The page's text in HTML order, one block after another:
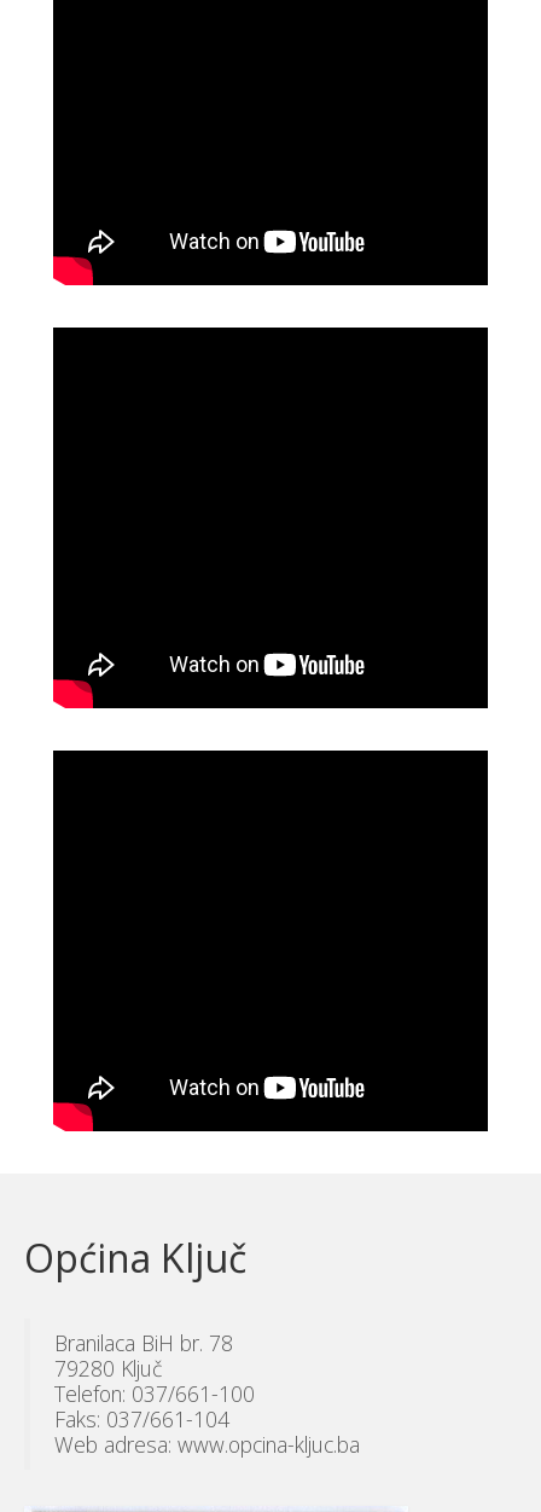
Općina Ključ
Branilaca BiH br. 78
79280 Ključ
Telefon: 037/661-100
Faks: 037/661-104
Web adresa: www.opcina-kljuc.ba